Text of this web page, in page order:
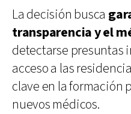
La decisión busca
transparencia y el
detectarse presuntas
acceso a las
clave en la formación
nuevos médicos.